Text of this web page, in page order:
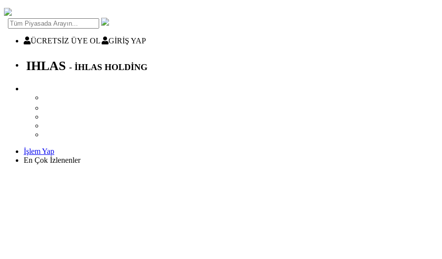
ÜCRETSİZ ÜYE OL GİRİŞ YAP
IHLAS - İHLAS HOLDİNG
İşlem Yap
En Çok İzlenenler